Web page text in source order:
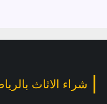
شراء الاثاث